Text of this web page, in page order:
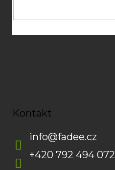
Kontakt
info@fadee.cz
+420 792 494 072